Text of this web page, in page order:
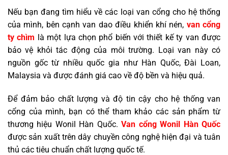
Nếu bạn đang tìm hiểu về các loại van cổng cho hệ thống
của mình, bên cạnh van dao điều khiển khí nén, van cổng
ty chìm là một lựa chọn phổ biến với thiết kế ty van được
bảo vệ khỏi tác động của môi trường. Loại van này có
nguồn gốc từ nhiều quốc gia như Hàn Quốc, Đài Loan,
Malaysia và được đánh giá cao về độ bền và hiệu quả.
Để đảm bảo chất lượng và độ tin cậy cho hệ thống van
cổng của mình, bạn có thể tham khảo các sản phẩm từ
thương hiệu Wonil Hàn Quốc.Van cổng Wonil Hàn Quốc
được sản xuất trên dây chuyền công nghệ hiện đại và tuân
thủ các tiêu chuẩn chất lượng quốc tế.